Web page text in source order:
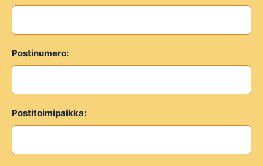
Postinumero:
Postitoimipaikka: